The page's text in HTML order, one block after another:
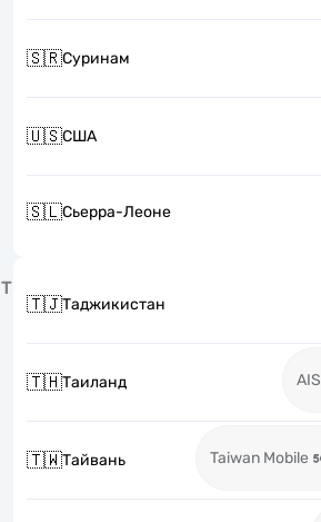
🇸🇷Суринам
🇺🇸США
🇸🇱Сьерра-Леоне
Т
🇹🇯Таджикистан
🇹🇭Таиланд AIS
🇹🇼Тайвань Taiwan Mobile